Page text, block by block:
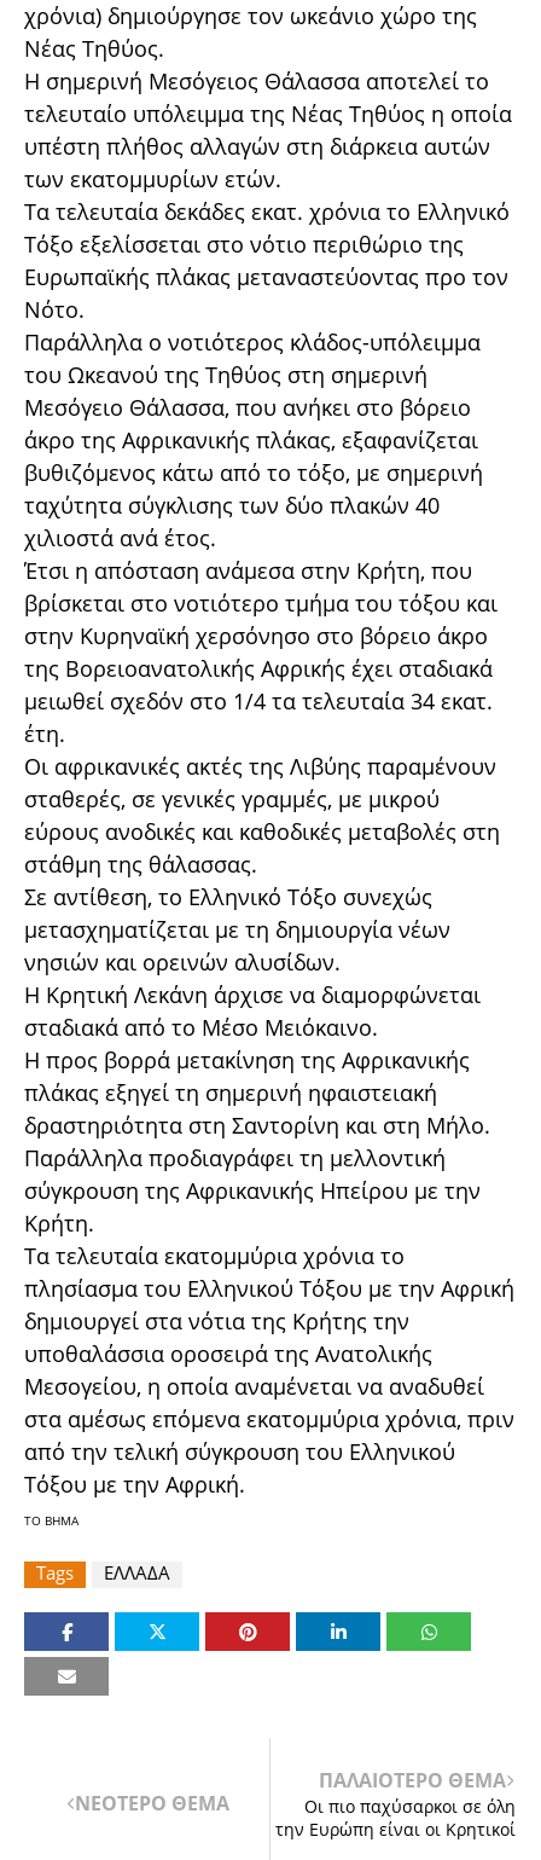
χρόνια) δημιούργησε τον ωκεάνιο χώρο της
Νέας Τηθύος.
Η σημερινή Μεσόγειος Θάλασσα αποτελεί το
τελευταίο υπόλειμμα της Νέας Τηθύος η οποία
υπέστη πλήθος αλλαγών στη διάρκεια αυτών
των εκατομμυρίων ετών.
Τα τελευταία δεκάδες εκατ. χρόνια το Ελληνικό
Τόξο εξελίσσεται στο νότιο περιθώριο της
Ευρωπαϊκής πλάκας μεταναστεύοντας προ τον
Νότο.
Παράλληλα ο νοτιότερος κλάδος-υπόλειμμα
του Ωκεανού της Τηθύος στη σημερινή
Μεσόγειο Θάλασσα, που ανήκει στο βόρειο
άκρο της Αφρικανικής πλάκας, εξαφανίζεται
βυθιζόμενος κάτω από το τόξο, με σημερινή
ταχύτητα σύγκλισης των δύο πλακών 40
χιλιοστά ανά έτος.
Έτσι η απόσταση ανάμεσα στην Κρήτη, που
βρίσκεται στο νοτιότερο τμήμα του τόξου και
στην Κυρηναϊκή χερσόνησο στο βόρειο άκρο
της Βορειοανατολικής Αφρικής έχει σταδιακά
μειωθεί σχεδόν στο 1/4 τα τελευταία 34 εκατ.
έτη.
Οι αφρικανικές ακτές της Λιβύης παραμένουν
σταθερές, σε γενικές γραμμές, με μικρού
εύρους ανοδικές και καθοδικές μεταβολές στη
στάθμη της θάλασσας.
Σε αντίθεση, το Ελληνικό Τόξο συνεχώς
μετασχηματίζεται με τη δημιουργία νέων
νησιών και ορεινών αλυσίδων.
Η Κρητική Λεκάνη άρχισε να διαμορφώνεται
σταδιακά από το Μέσο Μειόκαινο.
Η προς βορρά μετακίνηση της Αφρικανικής
πλάκας εξηγεί τη σημερινή ηφαιστειακή
δραστηριότητα στη Σαντορίνη και στη Μήλο.
Παράλληλα προδιαγράφει τη μελλοντική
σύγκρουση της Αφρικανικής Ηπείρου με την
Κρήτη.
Τα τελευταία εκατομμύρια χρόνια το
πλησίασμα του Ελληνικού Τόξου με την Αφρική
δημιουργεί στα νότια της Κρήτης την
υποθαλάσσια οροσειρά της Ανατολικής
Μεσογείου, η οποία αναμένεται να αναδυθεί
στα αμέσως επόμενα εκατομμύρια χρόνια, πριν
από την τελική σύγκρουση του Ελληνικού
Τόξου με την Αφρική.
ΤΟ ΒΗΜΑ
Tags ΕΛΛΑΔΑ
ΝΕΟΤΕΡΟ ΘΕΜΑ
ΠΑΛΑΙΟΤΕΡΟ ΘΕΜΑ
Οι πιο παχύσαρκοι σε όλη
την Ευρώπη είναι οι Κρητικοί